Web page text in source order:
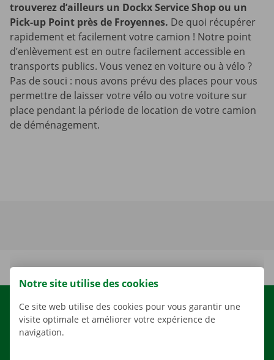
trouverez d’ailleurs un Dockx Service Shop ou un
Pick-up Point près de Froyennes. De quoi récupérer
rapidement et facilement votre camion ! Notre point
d’enlèvement est en outre facilement accessible en
transports publics. Vous venez en voiture ou à vélo ?
Pas de souci : nous avons prévu des places pour vous
permettre de laisser votre vélo ou votre voiture sur
place pendant la période de location de votre camion
de déménagement.
LOCATION
NOS VÉHICULES
Notre site utilise des cookies
Ce site web utilise des cookies pour vous garantir une
visite optimale et améliorer votre expérience de
navigation.